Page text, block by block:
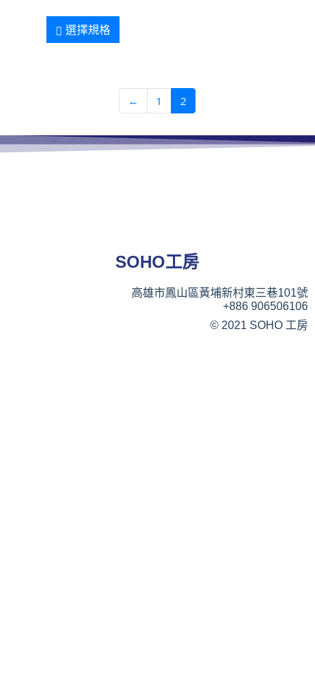
選擇規格
← 1 2
SOHO工房
高雄市鳳山區黃埔新村東三巷101號
+886 906506106
© 2021 SOHO 工房